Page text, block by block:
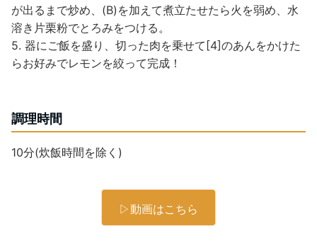
が出るまで炒め、(B)を加えて煮立たせたら火を弱め、水
溶き片栗粉でとろみをつける。
5. 器にご飯を盛り、切った肉を乗せて[4]のあんをかけた
らお好みでレモンを絞って完成！
調理時間
10分(炊飯時間を除く)
▷動画はこちら